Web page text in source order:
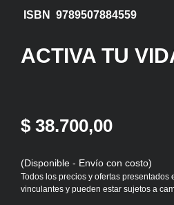
ISBN 9789507884559
ACTIVA TU
$ 38.700,00
(Disponible - Envío con costo)
Todos los precios y ofertas presentados
vinculantes y pueden estar sujetos a